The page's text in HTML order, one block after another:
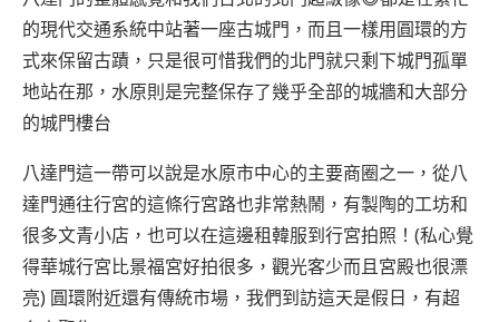
的現代交通系統中站著一座古城門，而且一樣用圓環的方
式來保留古蹟，只是很可惜我們的北門就只剩下城門孤單
地站在那，水原則是完整保存了幾乎全部的城牆和大部分
的城門樓台
八達門這一帶可以說是水原市中心的主要商圈之一，從八
達門通往行宮的這條行宮路也非常熱鬧，有製陶的工坊和
很多文青小店，也可以在這邊租韓服到行宮拍照！(私心覺
得華城行宮比景福宮好拍很多，觀光客少而且宮殿也很漂
亮) 圓環附近還有傳統市場，我們到訪這天是假日，有超